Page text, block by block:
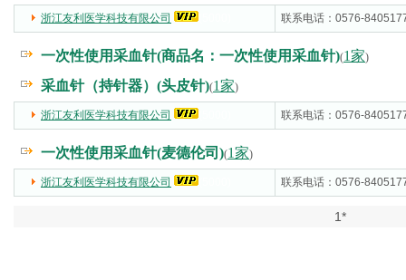
浙江友利医学科技有限公司 联系电话：0576-
一次性使用采血针(商品名：一次性使用采血针)(1家)
采血针（持针器）(头皮针)(1家)
浙江友利医学科技有限公司 联系电话：0576-
一次性使用采血针(麦德伦司)(1家)
浙江友利医学科技有限公司 联系电话：0576-
1*